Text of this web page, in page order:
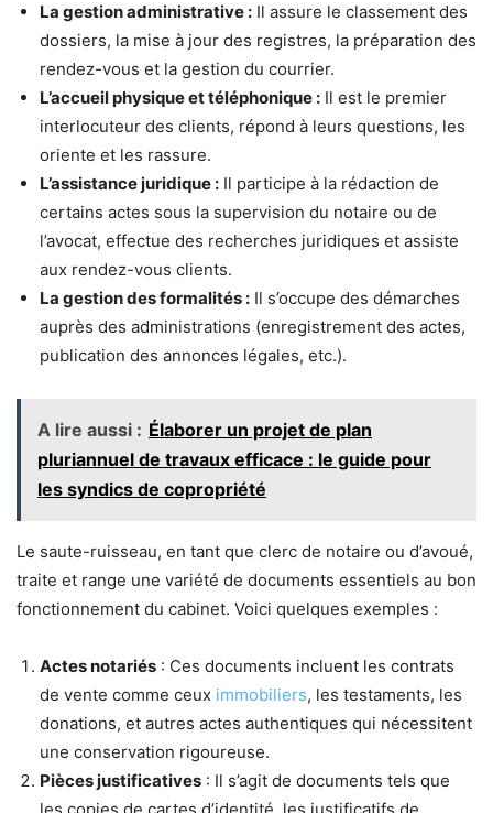
La gestion administrative : Il assure le classement des
dossiers, la mise à jour des registres, la préparation des
rendez-vous et la gestion du courrier.
L’accueil physique et téléphonique : Il est le premier
interlocuteur des clients, répond à leurs questions, les
oriente et les rassure.
L’assistance juridique : Il participe à la rédaction de
certains actes sous la supervision du notaire ou de
l’avocat, effectue des recherches juridiques et assiste
aux rendez-vous clients.
La gestion des formalités : Il s’occupe des démarches
auprès des administrations (enregistrement des actes,
publication des annonces légales, etc.).
A lire aussi : Élaborer un projet de plan
pluriannuel de travaux efficace : le guide pour
les syndics de copropriété
Le saute-ruisseau, en tant que clerc de notaire ou d’avoué,
traite et range une variété de documents essentiels au bon
fonctionnement du cabinet. Voici quelques exemples :
Actes notariés : Ces documents incluent les contrats
de vente comme ceux immobiliers, les testaments, les
donations, et autres actes authentiques qui nécessitent
une conservation rigoureuse.
Pièces justificatives : Il s’agit de documents tels que